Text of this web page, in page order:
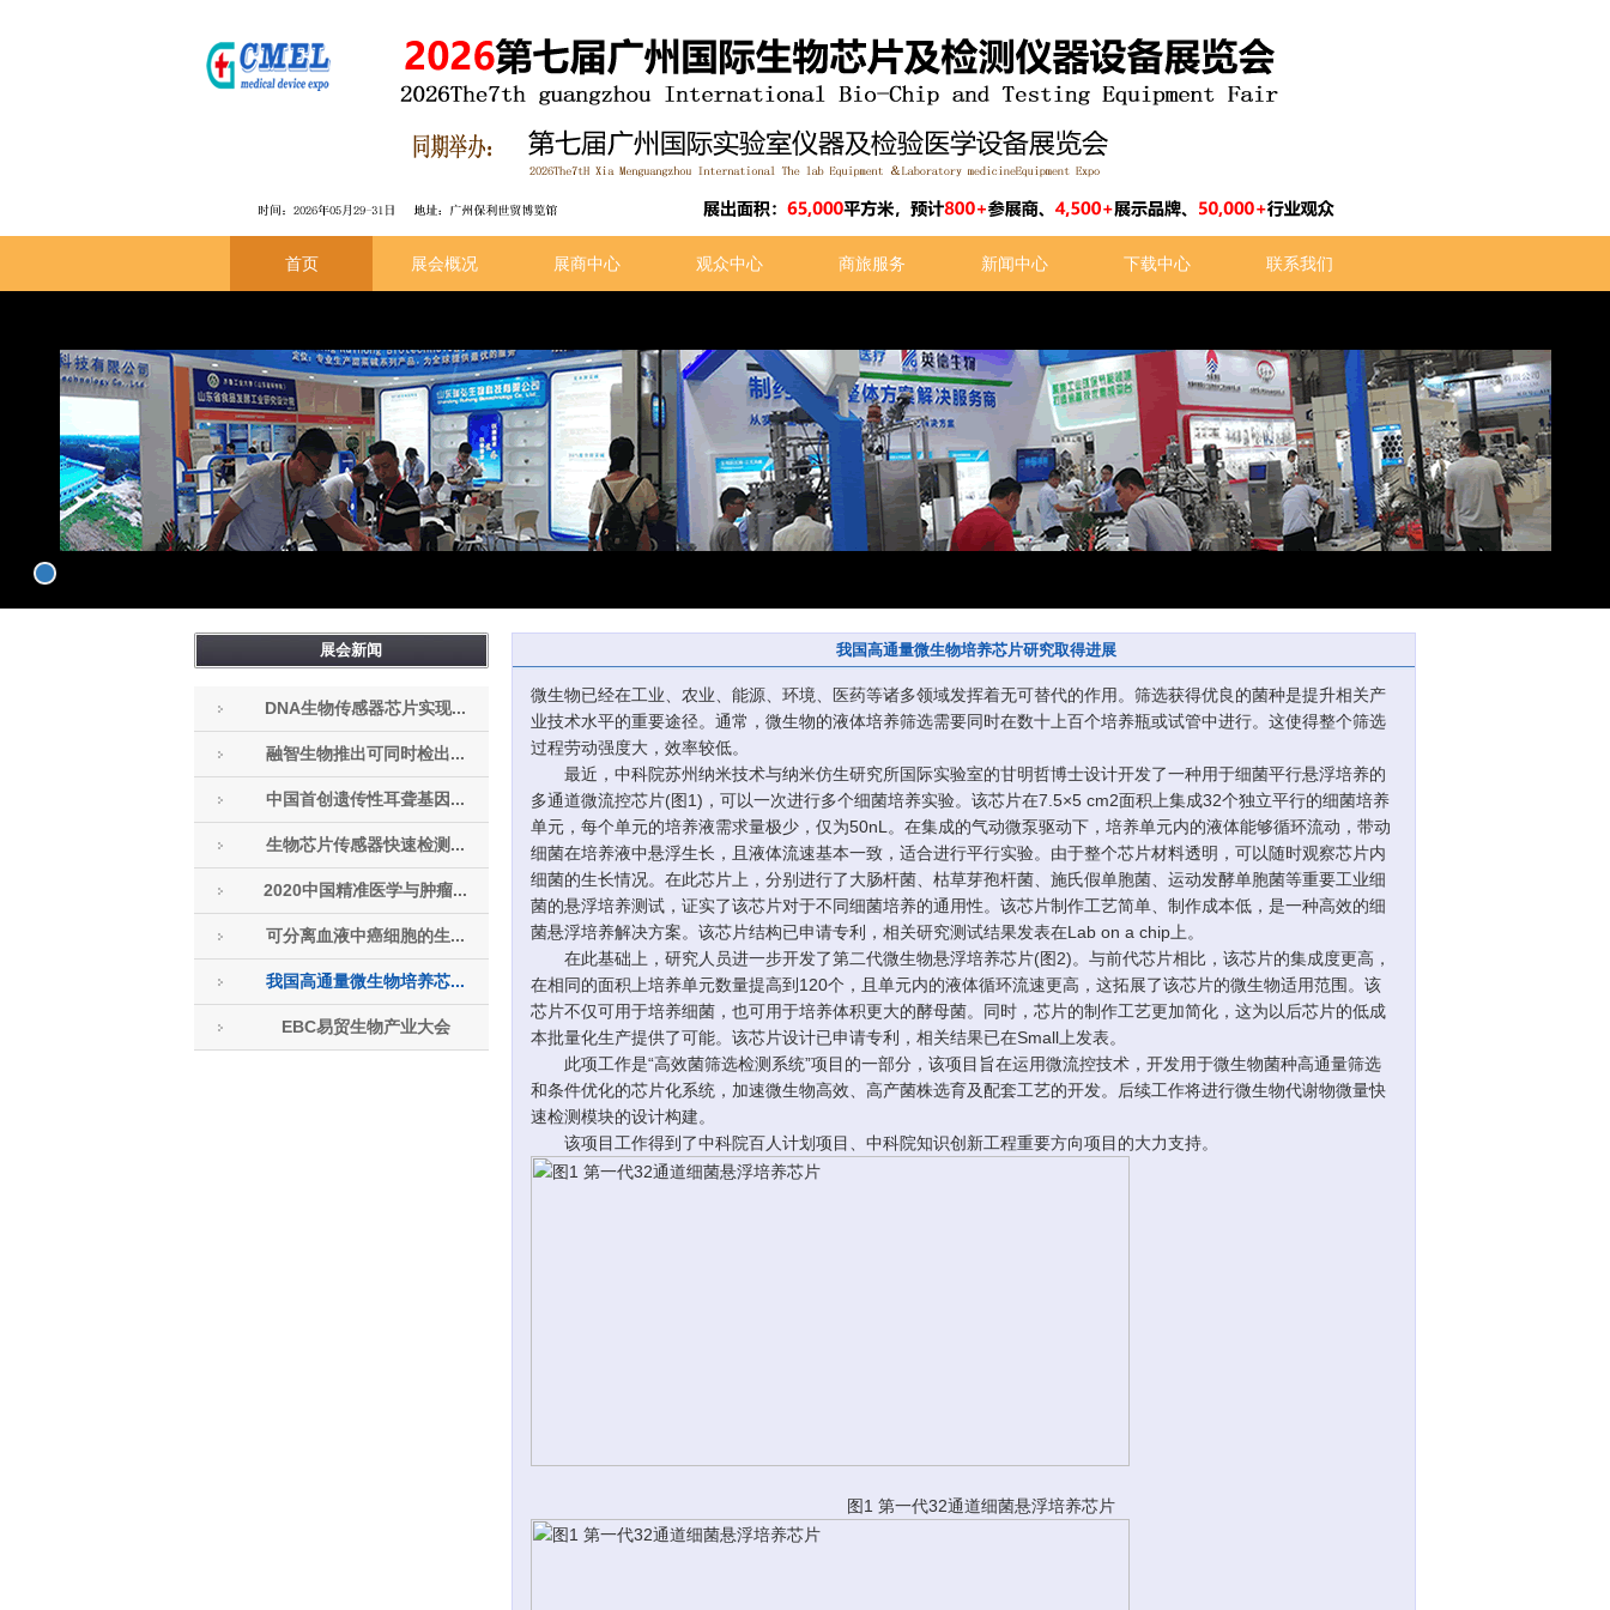
首页 展会概况 展商中心 观众中心 商旅服务 新闻中心 下载中心 联系我们
展会新闻
DNA生物传感器芯片实现...
融智生物推出可同时检出...
中国首创遗传性耳聋基因...
生物芯片传感器快速检测...
2020中国精准医学与肿瘤...
可分离血液中癌细胞的生...
我国高通量微生物培养芯...
EBC易贸生物产业大会
我国高通量微生物培养芯片研究取得进展
微生物已经在工业、农业、能源、环境、医药等诸多领域发挥着无可替代的作用。筛选获得优良的菌种是提升相关产
业技术水平的重要途径。通常，微生物的液体培养筛选需要同时在数十上百个培养瓶或试管中进行。这使得整个筛选
过程劳动强度大，效率较低。
最近，中科院苏州纳米技术与纳米仿生研究所国际实验室的甘明哲博士设计开发了一种用于细菌平行悬浮培养的
多通道微流控芯片(图1)，可以一次进行多个细菌培养实验。该芯片在7.5×5 cm2面积上集成32个独立平行的细菌培养
单元，每个单元的培养液需求量极少，仅为50nL。在集成的气动微泵驱动下，培养单元内的液体能够循环流动，带动
细菌在培养液中悬浮生长，且液体流速基本一致，适合进行平行实验。由于整个芯片材料透明，可以随时观察芯片内
细菌的生长情况。在此芯片上，分别进行了大肠杆菌、枯草芽孢杆菌、施氏假单胞菌、运动发酵单胞菌等重要工业细
菌的悬浮培养测试，证实了该芯片对于不同细菌培养的通用性。该芯片制作工艺简单、制作成本低，是一种高效的细
菌悬浮培养解决方案。该芯片结构已申请专利，相关研究测试结果发表在Lab on a chip上。
在此基础上，研究人员进一步开发了第二代微生物悬浮培养芯片(图2)。与前代芯片相比，该芯片的集成度更高，
在相同的面积上培养单元数量提高到120个，且单元内的液体循环流速更高，这拓展了该芯片的微生物适用范围。该
芯片不仅可用于培养细菌，也可用于培养体积更大的酵母菌。同时，芯片的制作工艺更加简化，这为以后芯片的低成
本批量化生产提供了可能。该芯片设计已申请专利，相关结果已在Small上发表。
此项工作是“高效菌筛选检测系统”项目的一部分，该项目旨在运用微流控技术，开发用于微生物菌种高通量筛选
和条件优化的芯片化系统，加速微生物高效、高产菌株选育及配套工艺的开发。后续工作将进行微生物代谢物微量快
速检测模块的设计构建。
该项目工作得到了中科院百人计划项目、中科院知识创新工程重要方向项目的大力支持。
图1 第一代32通道细菌悬浮培养芯片